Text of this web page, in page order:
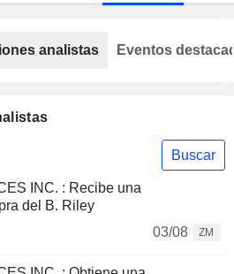
Buscar
INC. : Recibe una
del B. Riley
03/08
ZM
analistas Eventos